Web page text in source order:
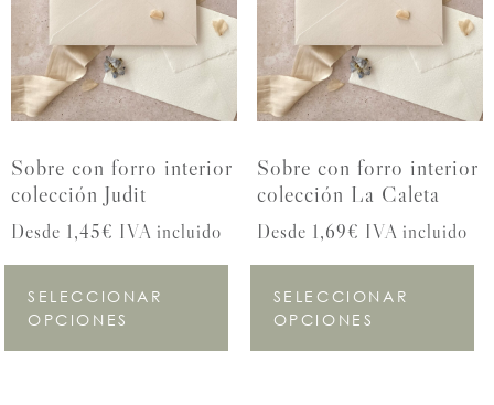
Sobre con forro interior
colección Judit
Desde 1,45€ IVA incluido
SELECCIONAR
OPCIONES
Sobre con forro interior
colección La Caleta
Desde 1,69€ IVA incluido
SELECCIONAR
OPCIONES